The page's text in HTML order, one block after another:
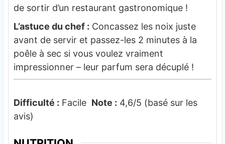
de sortir d’un restaurant gastronomique !
L’astuce du chef : Concassez les noix juste
avant de servir et passez-les 2 minutes à la
poêle à sec si vous voulez vraiment
impressionner – leur parfum sera décuplé !
Difficulté : Facile Note : 4,6/5 (basé sur les
avis)